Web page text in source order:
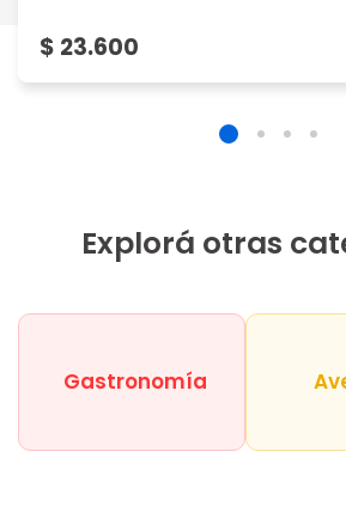
$ 23.600
Explorá otras
Gastronomía